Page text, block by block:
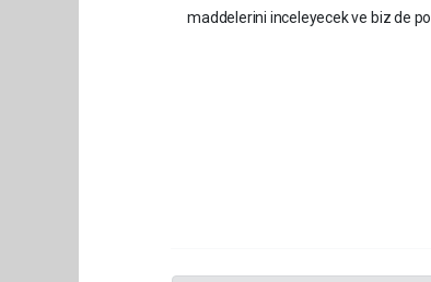
maddelerini inceleyecek ve biz de